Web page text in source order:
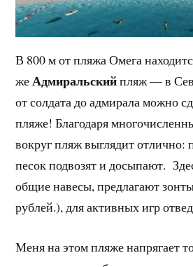
В 800 м от пляжа Омега
жеАдмиральскийпляж — в
от солдата до адмирала можно
пляже! Благодаря
вокруг пляж выглядит отлично:
песок подвозят и досыпают.
общие навесы, предлагают
рублей.), для активных игр
Меня на этом пляже напрягает